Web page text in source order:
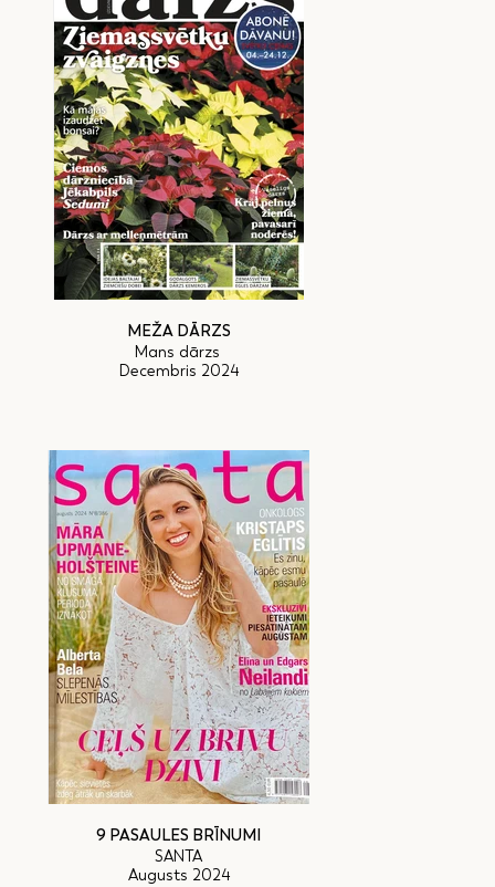
MEŽA DĀRZS
Mans dārzs
Decembris 2024
9 PASAULES BRĪNUMI
SANTA
Augusts 2024